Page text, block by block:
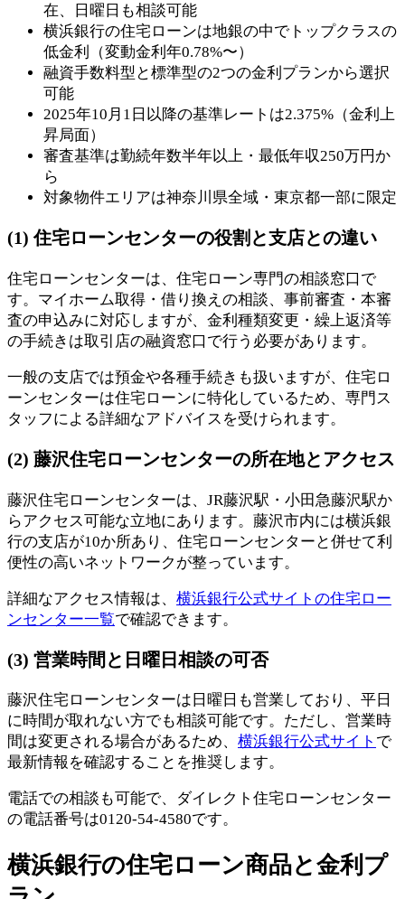
在、日曜日も相談可能
横浜銀行の住宅ローンは地銀の中でトップクラスの
低金利（変動金利年0.78%〜）
融資手数料型と標準型の2つの金利プランから選択
可能
2025年10月1日以降の基準レートは2.375%（金利上
昇局面）
審査基準は勤続年数半年以上・最低年収250万円か
ら
対象物件エリアは神奈川県全域・東京都一部に限定
(1) 住宅ローンセンターの役割と支店との違い
住宅ローンセンターは、住宅ローン専門の相談窓口で
す。マイホーム取得・借り換えの相談、事前審査・本審
査の申込みに対応しますが、金利種類変更・繰上返済等
の手続きは取引店の融資窓口で行う必要があります。
一般の支店では預金や各種手続きも扱いますが、住宅ロ
ーンセンターは住宅ローンに特化しているため、専門ス
タッフによる詳細なアドバイスを受けられます。
(2) 藤沢住宅ローンセンターの所在地とアクセス
藤沢住宅ローンセンターは、JR藤沢駅・小田急藤沢駅か
らアクセス可能な立地にあります。藤沢市内には横浜銀
行の支店が10か所あり、住宅ローンセンターと併せて利
便性の高いネットワークが整っています。
詳細なアクセス情報は、 横浜銀行公式サイトの住宅ロー
ンセンター一覧で確認できます。
(3) 営業時間と日曜日相談の可否
藤沢住宅ローンセンターは日曜日も営業しており、平日
に時間が取れない方でも相談可能です。ただし、営業時
間は変更される場合があるため、 横浜銀行公式サイト で
最新情報を確認することを推奨します。
電話での相談も可能で、ダイレクト住宅ローンセンター
の電話番号は0120-54-4580です。
横浜銀行の住宅ローン商品と金利プ